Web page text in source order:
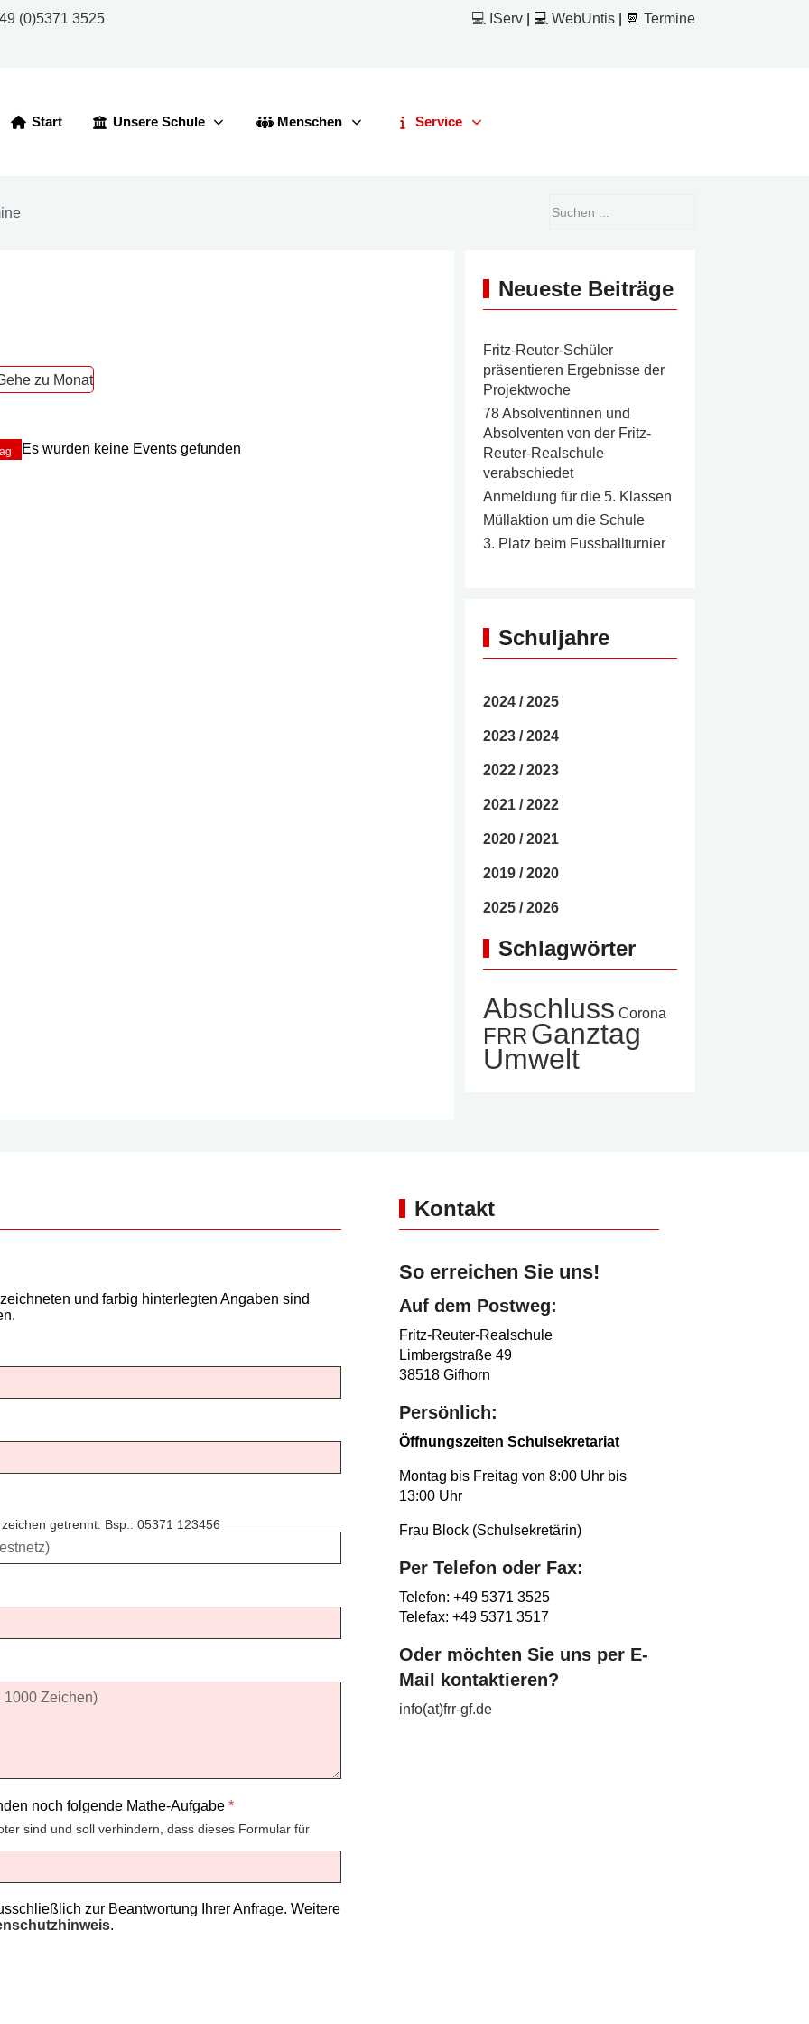
(0)5371 3525
💻 IServ | 💻 WebUntis | 📆 Termine
Start Unsere Schule Menschen Service
zu Monat
Es wurden keine Events gefunden
Neueste Beiträge
Fritz-Reuter-Schüler
präsentieren Ergebnisse der
Projektwoche
78 Absolventinnen und
Absolventen von der Fritz-
Reuter-Realschule
verabschiedet
Anmeldung für die 5. Klassen
Müllaktion um die Schule
3. Platz beim Fussballturnier
Schuljahre
2024 / 2025
2023 / 2024
2022 / 2023
2021 / 2022
2020 / 2021
2019 / 2020
2025 / 2026
Schlagwörter
Abschluss Corona
FRR Ganztag
Umwelt
und farbig hinterlegten Angaben sind
getrennt. Bsp.: 05371 123456
noch folgende Mathe-Aufgabe *
sind und soll verhindern, dass dieses Formular für
zur Beantwortung Ihrer Anfrage. Weitere
.
Kontakt
So erreichen Sie uns!
Auf dem Postweg:
Fritz-Reuter-Realschule
Limbergstraße 49
38518 Gifhorn
Persönlich:
Öffnungszeiten Schulsekretariat
Montag bis Freitag von 8:00 Uhr bis
13:00 Uhr
Frau Block (Schulsekretärin)
Per Telefon oder Fax:
Telefon: +49 5371 3525
Telefax: +49 5371 3517
Oder möchten Sie uns per E-
Mail kontaktieren?
info(at)frr-gf.de